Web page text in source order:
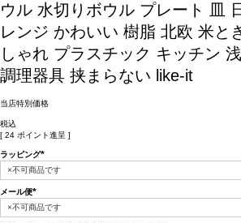
ウル 水切りボウル プレート 皿
レンジ かわいい 樹脂 北欧 米と
しゃれ プラスチック キッチン
調理器具 挟まらない like-it
当店特別価格
税込
[ 24 ポイント進呈 ]
ラッピング
(必
メール便
(必
須)